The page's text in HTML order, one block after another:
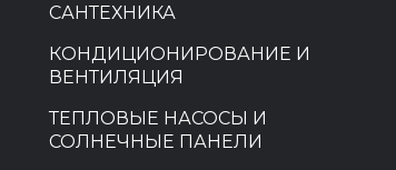
САНТЕХНИКА
КОНДИЦИОНИРОВАНИЕ И
ВЕНТИЛЯЦИЯ
ТЕПЛОВЫЕ НАСОСЫ И
СОЛНЕЧНЫЕ ПАНЕЛИ